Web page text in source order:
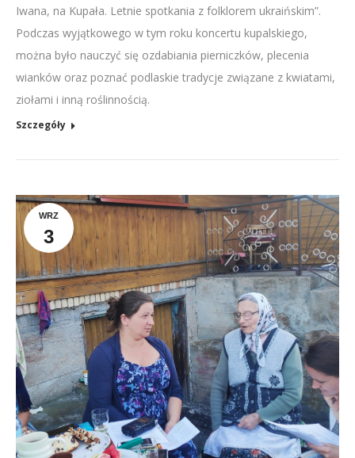
Iwana, na Kupała. Letnie spotkania z folklorem ukraińskim”.
Podczas wyjątkowego w tym roku koncertu kupalskiego,
można było nauczyć się ozdabiania pierniczków, plecenia
wianków oraz poznać podlaskie tradycje związane z kwiatami,
ziołami i inną roślinnością.
Szczegóły
WRZ
3